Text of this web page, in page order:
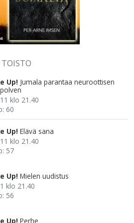
Up! Jumala parantaa neuroottisen
klo 21.40
60
Up! Elävä sana
klo 21.40
57
Up! Mielen uudistus
klo 21.40
56
Up! Perhe